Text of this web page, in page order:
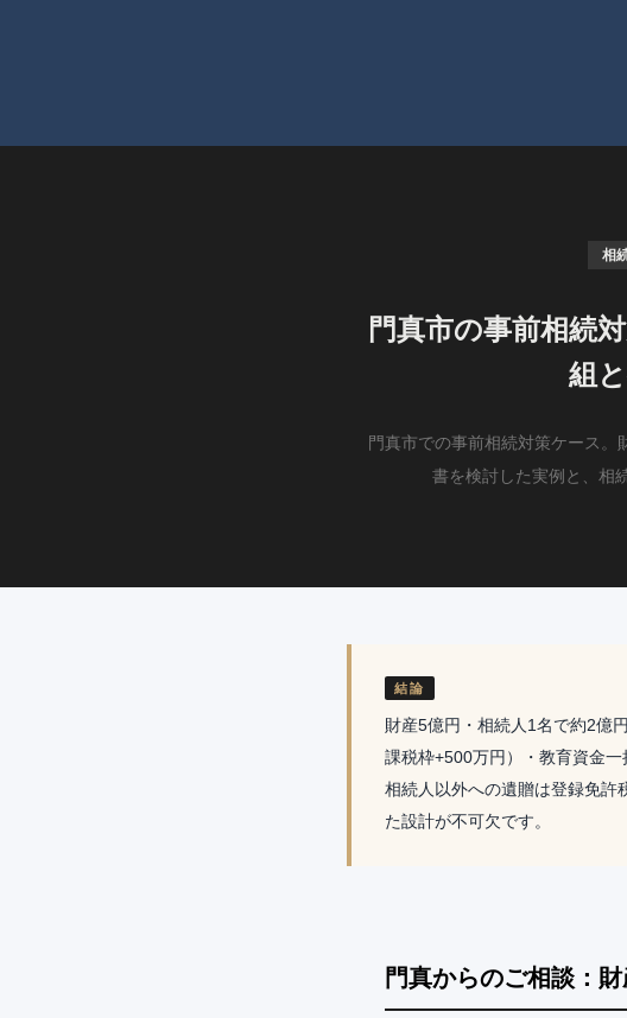
相
門真市の事前相続
組
門真市での事前相続対策ケース
書を検討した実例と、相
結論
財産5億円・相続人1名で約2億
課税枠+500万円）・教育資金
相続人以外への遺贈は登録免
た設計が不可欠です。
門真からのご相談：